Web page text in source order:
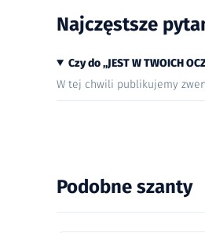
Najczęstsze
Czy do „JEST W TWOICH
W tej chwili publikujemy
Podobne szanty